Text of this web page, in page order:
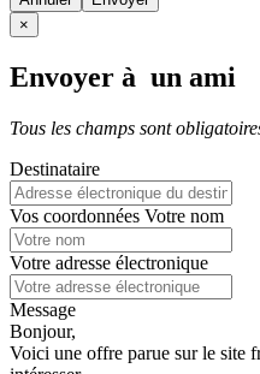
×
Envoyer à un ami
Tous les champs sont
Destinataire
Vos coordonnées Votre nom
Votre adresse électronique
Message
Bonjour,
Voici une offre parue sur le site